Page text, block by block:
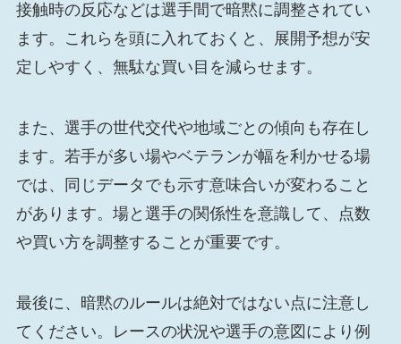
接触時の反応などは選手間で暗黙に調整されてい
ます。これらを頭に入れておくと、展開予想が安
定しやすく、無駄な買い目を減らせます。
また、選手の世代交代や地域ごとの傾向も存在し
ます。若手が多い場やベテランが幅を利かせる場
では、同じデータでも示す意味合いが変わること
があります。場と選手の関係性を意識して、点数
や買い方を調整することが重要です。
最後に、暗黙のルールは絶対ではない点に注意し
てください。レースの状況や選手の意図により例